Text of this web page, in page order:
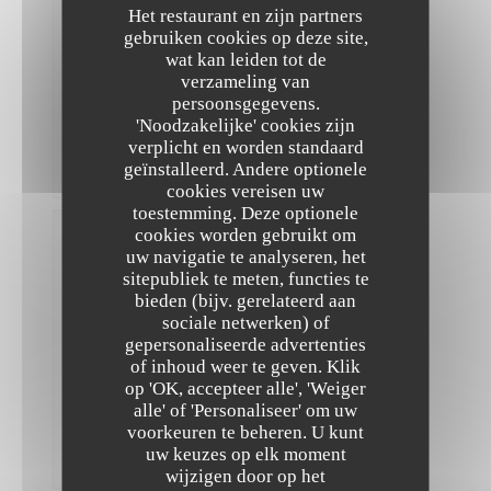
Het restaurant en zijn partners
gebruiken cookies op deze site,
wat kan leiden tot de
verzameling van
persoonsgegevens.
'Noodzakelijke' cookies zijn
verplicht en worden standaard
geïnstalleerd. Andere optionele
cookies vereisen uw
toestemming. Deze optionele
cookies worden gebruikt om
uw navigatie te analyseren, het
sitepubliek te meten, functies te
bieden (bijv. gerelateerd aan
sociale netwerken) of
gepersonaliseerde advertenties
of inhoud weer te geven. Klik
op 'OK, accepteer alle', 'Weiger
alle' of 'Personaliseer' om uw
voorkeuren te beheren. U kunt
uw keuzes op elk moment
wijzigen door op het
informative
:
Atmosfeer
Keuken
Kwaliteit
The Friendly Kitchen